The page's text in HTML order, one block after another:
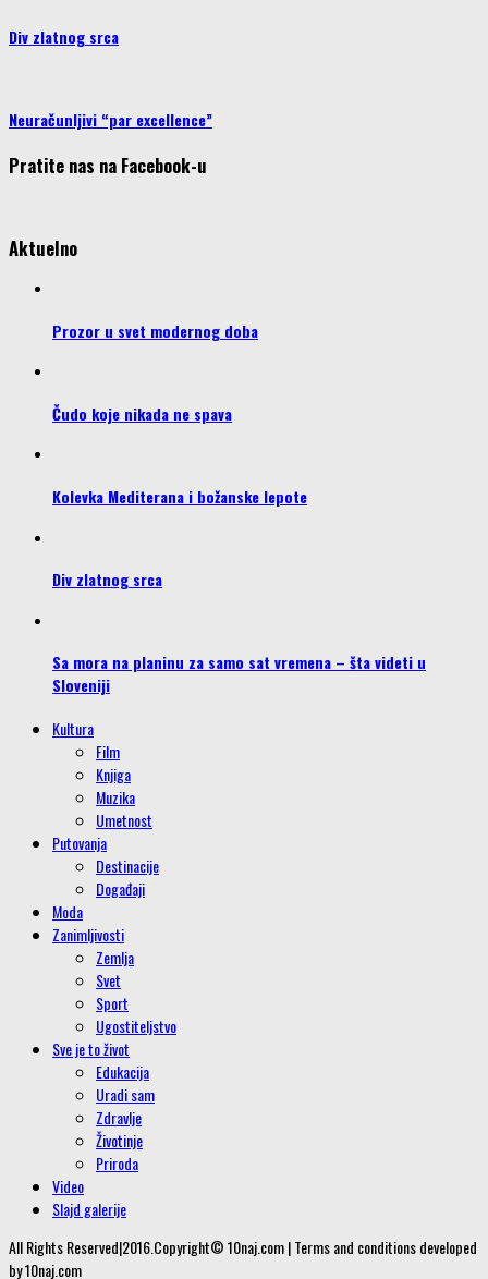
Div zlatnog srca
Neuračunljivi “par excellence”
Pratite nas na Facebook-u
Aktuelno
Prozor u svet modernog doba
Čudo koje nikada ne spava
Kolevka Mediterana i božanske lepote
Div zlatnog srca
Sa mora na planinu za samo sat vremena – šta videti u
Sloveniji
Kultura
Film
Knjiga
Muzika
Umetnost
Putovanja
Destinacije
Događaji
Moda
Zanimljivosti
Zemlja
Svet
Sport
Ugostiteljstvo
Sve je to život
Edukacija
Uradi sam
Zdravlje
Životinje
Priroda
Video
Slajd galerije
All Rights Reserved|2016.Copyright© 10naj.com | Terms and conditions developed
by 10naj.com